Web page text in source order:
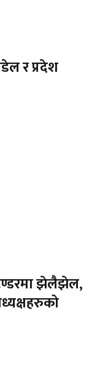
र प्रदेश
झेलैझेल,